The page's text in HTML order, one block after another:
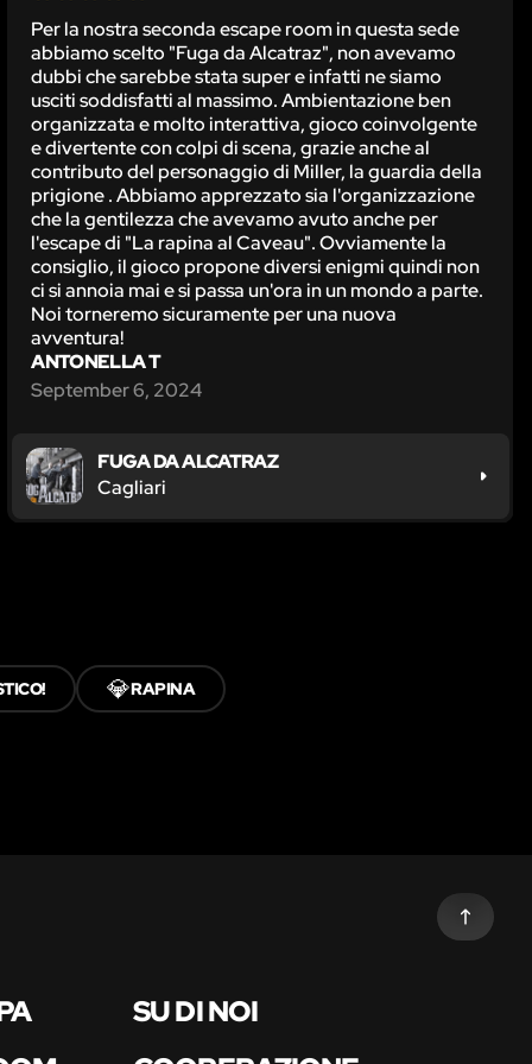
Per la nostra seconda escape room in questa sede
abbiamo scelto "Fuga da Alcatraz", non avevamo
dubbi che sarebbe stata super e infatti ne siamo
usciti soddisfatti al massimo. Ambientazione ben
organizzata e molto interattiva, gioco coinvolgente
e divertente con colpi di scena, grazie anche al
contributo del personaggio di Miller, la guardia della
prigione . Abbiamo apprezzato sia l'organizzazione
che la gentilezza che avevamo avuto anche per
l'escape di "La rapina al Caveau". Ovviamente la
consiglio, il gioco propone diversi enigmi quindi non
ci si annoia mai e si passa un'ora in un mondo a parte.
Noi torneremo sicuramente per una nuova
avventura!
ANTONELLA T
September 6, 2024
FUGA DA ALCATRAZ
Cagliari
💎RAPINA
SU DI NOI